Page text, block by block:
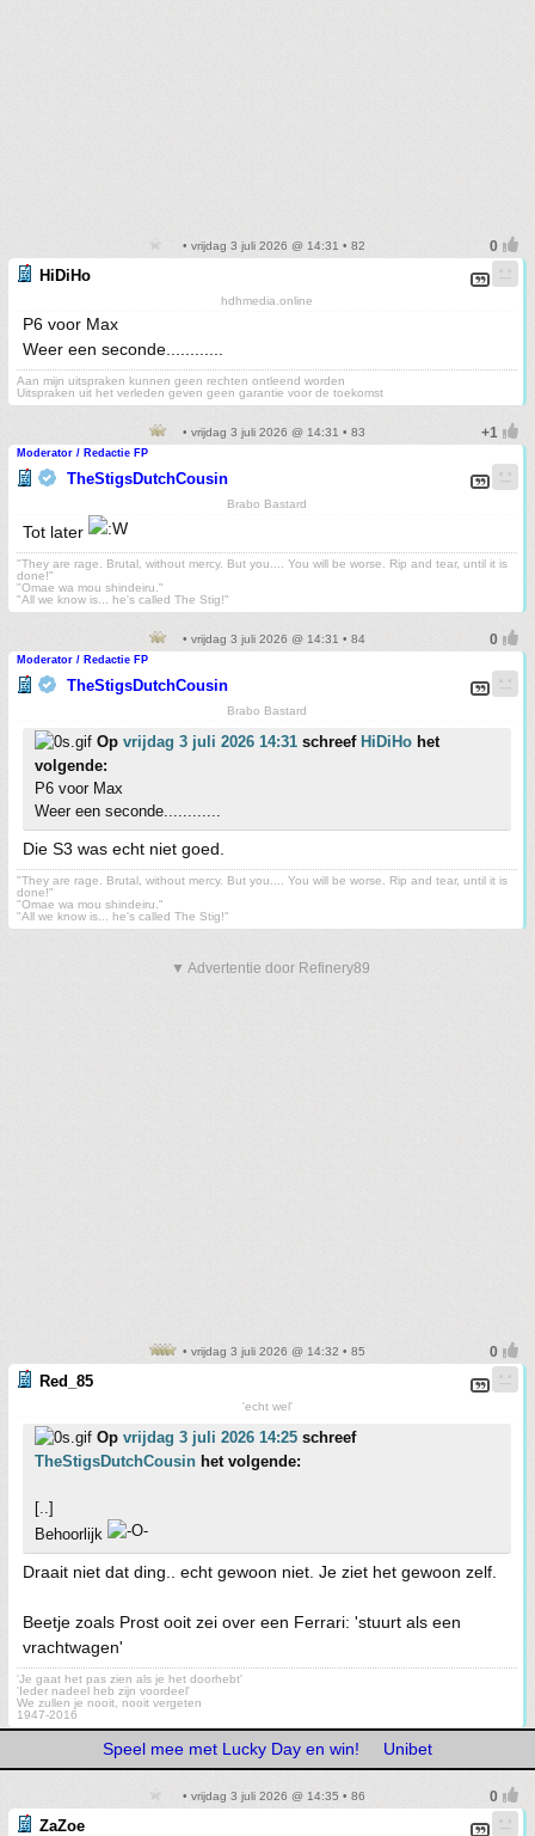
• vrijdag 3 juli 2026 @ 14:31 • 82
HiDiHo
hdhmedia.online
P6 voor Max
Weer een seconde............
Aan mijn uitspraken kunnen geen rechten ontleend worden
Uitspraken uit het verleden geven geen garantie voor de toekomst
• vrijdag 3 juli 2026 @ 14:31 • 83
Moderator / Redactie FP
TheStigsDutchCousin
Brabo Bastard
Tot later
"They are rage. Brutal, without mercy. But you.... You will be worse. Rip and tear, until it is
done!"
"Omae wa mou shindeiru."
"All we know is... he's called The Stig!"
• vrijdag 3 juli 2026 @ 14:31 • 84
Moderator / Redactie FP
TheStigsDutchCousin
Brabo Bastard
Op vrijdag 3 juli 2026 14:31 schreef HiDiHo het
volgende:
P6 voor Max
Weer een seconde............
Die S3 was echt niet goed.
"They are rage. Brutal, without mercy. But you.... You will be worse. Rip and tear, until it is
done!"
"Omae wa mou shindeiru."
"All we know is... he's called The Stig!"
▼ Advertentie door Refinery89
• vrijdag 3 juli 2026 @ 14:32 • 85
Red_85
'echt wel'
Op vrijdag 3 juli 2026 14:25 schreef
TheStigsDutchCousin het volgende:
[..]
Behoorlijk
Draait niet dat ding.. echt gewoon niet. Je ziet het gewoon zelf.
Beetje zoals Prost ooit zei over een Ferrari: 'stuurt als een
vrachtwagen'
'Je gaat het pas zien als je het doorhebt'
'Ieder nadeel heb zijn voordeel'
We zullen je nooit, nooit vergeten
1947-2016
Speel mee met Lucky Day en win! Unibet
• vrijdag 3 juli 2026 @ 14:35 • 86
ZaZoe